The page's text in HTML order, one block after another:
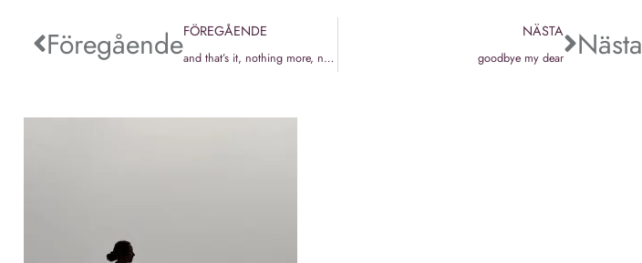
FöregåendeFÖREGÅENDE
and that’s it, nothing more, nothing less
NÄSTA
goodbye my dear Nästa